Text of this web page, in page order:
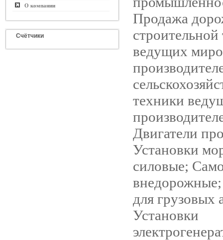
О компании
Счётчики
Продажа
ведущих
техники
Двигатели
Установки
силовые;
для грузовых
Установки